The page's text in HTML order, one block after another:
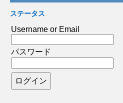
ステータス
Username or Email
パスワード